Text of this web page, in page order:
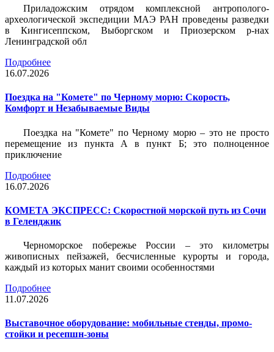
Приладожским отрядом комплексной антрополого-
археологической экспедиции МАЭ РАН проведены разведки
в Кингисеппском, Выборгском и Приозерском р-нах
Ленинградской обл
Подробнее
16.07.2026
Поездка на "Комете" по Черному морю: Скорость,
Комфорт и Незабываемые Виды
Поездка на "Комете" по Черному морю – это не просто
перемещение из пункта А в пункт Б; это полноценное
приключение
Подробнее
16.07.2026
КОМЕТА ЭКСПРЕСС: Скоростной морской путь из Сочи
в Геленджик
Черноморское побережье России – это километры
живописных пейзажей, бесчисленные курорты и города,
каждый из которых манит своими особенностями
Подробнее
11.07.2026
Выставочное оборудование: мобильные стенды, промо-
стойки и ресепшн-зоны